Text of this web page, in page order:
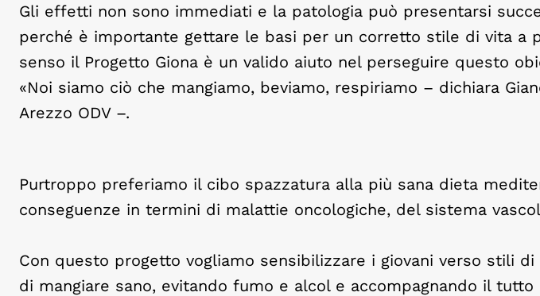
Gli effetti non sono immediati e la patologia può presentarsi
perché è importante gettare le basi per un corretto stile di vita a
senso il Progetto Giona è un valido aiuto nel perseguire questo
«Noi siamo ciò che mangiamo, beviamo, respiriamo – dichiara
Arezzo ODV –.
Purtroppo preferiamo il cibo spazzatura alla più sana dieta
conseguenze in termini di malattie oncologiche, del sistema
Con questo progetto vogliamo sensibilizzare i giovani verso stili
di mangiare sano, evitando fumo e alcol e accompagnando il tutto